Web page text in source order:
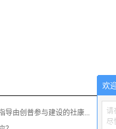
导由创普参与建设的社康...
欢
请
尽